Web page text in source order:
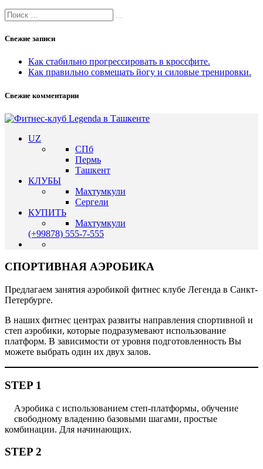
Search
for:
Свежие записи
Как стабильно прогрессировать в кроссфите.
Как правильно совмещать йогу и силовые тренировки.
Свежие комментарии
UZ
СПб
Пермь
Ташкент
КЛУБЫ
Махтумкули
Сергели
КУПИТЬ
Махтумкули
(+99878) 555-7-555
СПОРТИВНАЯ АЭРОБИКА
Предлагаем занятия аэробикой фитнес клубе Легенда в Санкт-
Петербурге.
В наших фитнес центрах развиты направления спортивной и
степ аэробики, которые подразумевают использование
платформ. В зависимости от уровня подготовленность Вы
можете выбрать один их двух залов.
STEP 1
Аэробика с использованием степ-платформы, обучение
свободному владению базовыми шагами, простые
комбинации. Для начинающих.
STEP 2